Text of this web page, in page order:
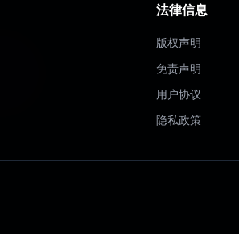
法律信息
版权声明
免责声明
用户协议
隐私政策